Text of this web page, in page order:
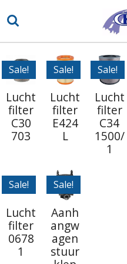
direct
naar
hoofdinhoud
Sale!
Lucht
filter
C30
703
Sale!
Lucht
filter
E424
L
Sale!
Lucht
filter
C34
1500/
1
Sale!
Lucht
filter
0678
1
Sale!
Aanh
angw
agen
stuur